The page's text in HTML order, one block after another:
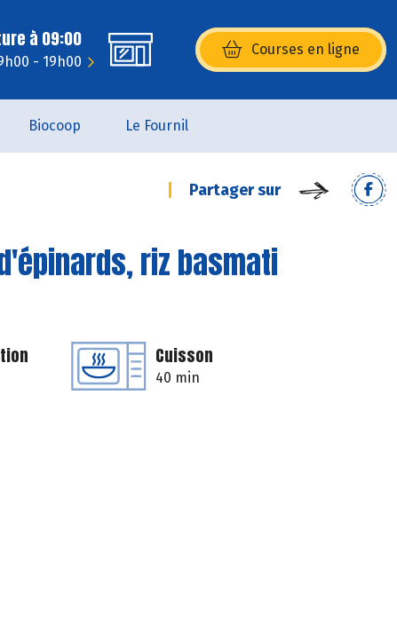
à 09:00
- 19h00
Courses en ligne
(s’ouvre dans une nouvelle
Biocoop Le Fournil
Partager sur
riz basmati
Cuisson
40 min